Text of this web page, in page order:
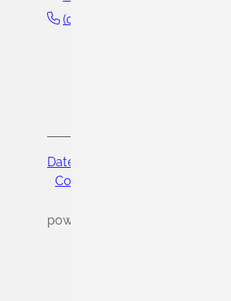
(0
Datenschutz
Cookie-Einstellungen
powered by